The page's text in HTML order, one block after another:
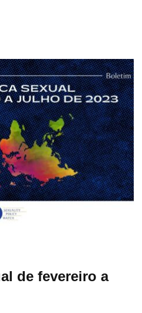
de fevereiro a